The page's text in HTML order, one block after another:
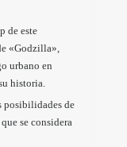
de este
«Godzilla»,
urbano en
historia.
posibilidades de
se considera